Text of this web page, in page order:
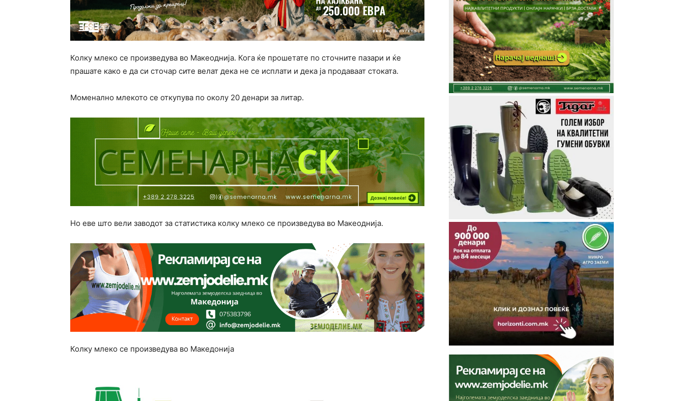
Колку млеко се произведува во Макеоднија. Кога ќе прошетате по сточните пазари и ќе
прашате како е да си сточар сите велат дека не се исплати и дека ја продаваат стоката.
Моменално млекото се откупува по околу 20 денари за литар.
Но еве што вели заводот за статистика колку млеко се произведува во Макеоднија.
Колку млеко се произведува во Македонија